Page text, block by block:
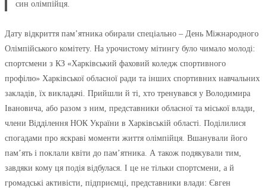
син олімпійця.
Дату відкриття пам’ятника обирали спеціально – День Міжнародного
Олімпійського комітету. На урочистому мітингу було чимало молоді:
спортсмени з КЗ «Харківський фаховий коледж спортивного
профілю» Харківської обласної ради та інших спортивних навчальних
закладів, їх викладачі. Прийшли й ті, хто тренувався у Володимира
Івановича, або разом з ним, представники обласної та міської влади,
члени Відділення НОК України в Харківській області. Поділилися
спогадами про яскраві моменти життя олімпійця. Вшанували його
пам’ять і поклали квіти до пам’ятника. А також подякували тим,
завдяки кому ця подія відбулася. І це не тільки спортсмени, а й
громадські активісти, підприємці, представники влади: Євген